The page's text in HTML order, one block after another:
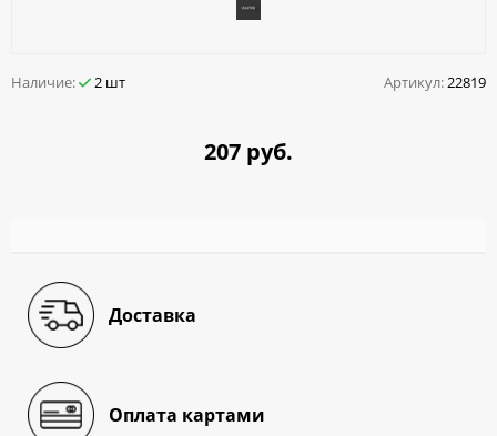
Наличие: 2 шт Артикул:22819
207 руб.
Доставка
Оплата картами